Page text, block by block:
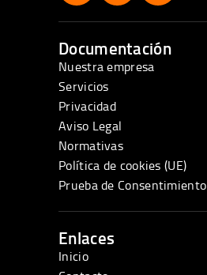
Documentación
Nuestra empresa
Servicios
Privacidad
Aviso Legal
Normativas
Política de cookies (UE)
Prueba de Consentimiento
Enlaces
Inicio